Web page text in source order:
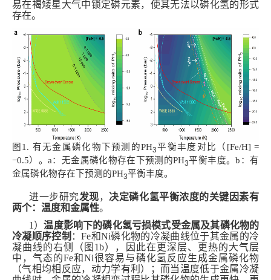
易在褐矮星大气中锁定磷元素，使其无法以磷化氢的形式
存在。
图1. 有无金属磷化物下预测的PH3平衡丰度对比（[Fe/H] =
−0.5）。a：无金属磷化物存在下预测的PH3平衡丰度。b：有
金属磷化物存在下预测的PH3平衡丰度。
进一步研究发现， 决定磷化氢平衡浓度的关键因素有
两个：温度和金属性。
1 ）温度影响下的磷化氢亏损模式受金属及其磷化物的
冷凝顺序控制 ：Fe和Ni磷化物的冷凝曲线位于其金属的冷
凝曲线的右侧 （图1b） ，因此在更深层、更热的大气层
中，气态的Fe和Ni很容易与磷化氢反应生成金属磷化物
（气相均相反应， 动力学有利 ）； 而当温度低于金属冷凝